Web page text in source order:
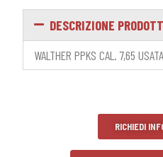
DESCRIZIONE
WALTHER PPKS CAL. 7,65
RICHIEDI